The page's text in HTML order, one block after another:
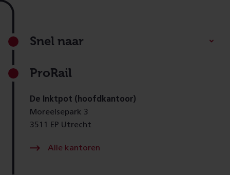
Footer
Snel naar
ProRail
De Inktpot (hoofdkantoor)
Moreelsepark 3
3511 EP Utrecht
Alle kantoren